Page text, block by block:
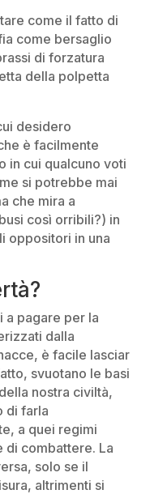
come il fatto di
come bersaglio
di forzatura
della polpetta
desidero
è facilmente
in cui qualcuno voti
si potrebbe mai
che mira a
così orribili?) in
oppositori in una
a pagare per la
dalla
è facile lasciar
svuotano le basi
nostra civiltà,
di farla
a quei regimi
di combattere. La
solo se il
altrimenti si